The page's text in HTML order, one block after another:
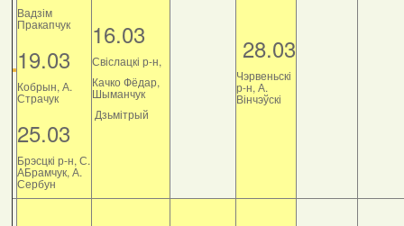
Вадзім
Пракапчук
19.03
Кобрын, А.
Страчук
25.03
Брэсцкі р-н, С.
АБрамчук, А.
Сербун
16.03
Свіслацкі р-н,
Качко Фёдар,
Шыманчук
Дзьмітрый
28.03
Чэрвеньскі
р-н, А.
Вінчэўскі